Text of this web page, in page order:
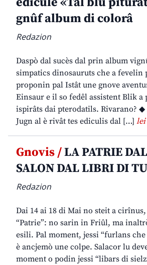
gnûf album di colorâ
Redazion
Daspò dal sucès dal prin album
simpatics dinosauruts che a fevelin
proponin pal Istât une gnove
Einsaur e il so fedêl assistent Blik a
ispirâts dai pterodatils. Rivarano?
Jugn al è rivât tes ediculis dal […] lei
Gnovis /LA PATRIE
SALON DAL LIBRI DI
Redazion
Dai 14 ai 18 di Mai no steit a
“Patrie”: no sarin in Friûl, ma
esili. Pal moment, jessi “furlans
è ancjemò une colpe. Salacor lu
moment o podin jessi “libars di